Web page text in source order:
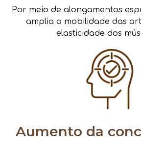
Por meio de alongamentos
amplia a mobilidade das
elasticidade dos
Aumento da